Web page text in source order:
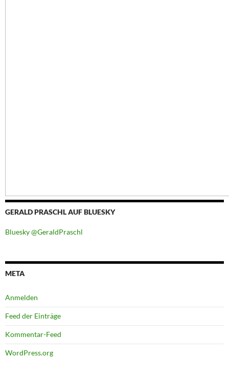
GERALD PRASCHL AUF BLUESKY
Bluesky @GeraldPraschl
META
Anmelden
Feed der Einträge
Kommentar-Feed
WordPress.org